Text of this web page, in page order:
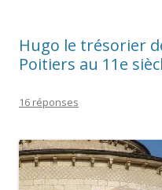
Hugo le trésorier
Poitiers au 11e
16 réponses